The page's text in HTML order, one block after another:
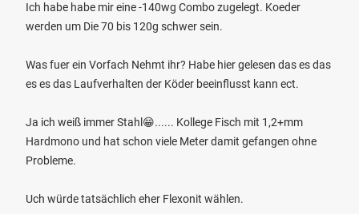
Ich habe habe mir eine -140wg Combo zugelegt. Koeder
werden um Die 70 bis 120g schwer sein.
Was fuer ein Vorfach Nehmt ihr? Habe hier gelesen das es das
es es das Laufverhalten der Köder beeinflusst kann ect.
Ja ich weiß immer Stahl😁...... Kollege Fisch mit 1,2+mm
Hardmono und hat schon viele Meter damit gefangen ohne
Probleme.
Uch würde tatsächlich eher Flexonit wählen.